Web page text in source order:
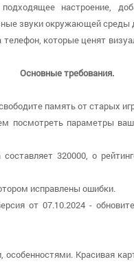
настроение,
звуки окружающей среды
которые ценят
Основные требования.
память от старых
посмотреть параметры
320000, о
исправлены ошибки.
от 07.10.2024 -
Красивая